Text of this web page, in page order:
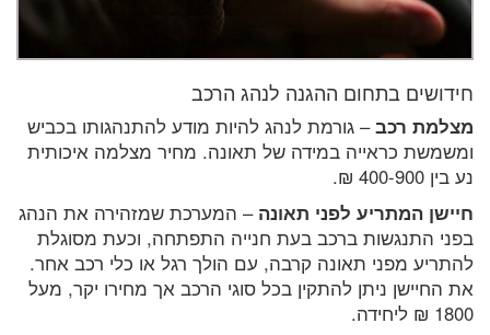
חידושים בתחום ההגנה לנהג הרכב
מצלמת רכב– גורמת לנהג להיות מודע להתנהגותו בכביש
ומשמשת כראייה במידה של תאונה. מחיר מצלמה איכותית
נע בין 400-900 ₪.
חיישן המתריע לפני תאונה – המערכת שמזהירה את הנהג
בפני התנגשות ברכב בעת חנייה התפתחה, וכעת מסוגלת
להתריע מפני תאונה קרבה, עם הולך רגל או כלי רכב אחר.
את החיישן ניתן להתקין בכל סוגי הרכב אך מחירו יקר, מעל
1800 ₪ ליחידה.